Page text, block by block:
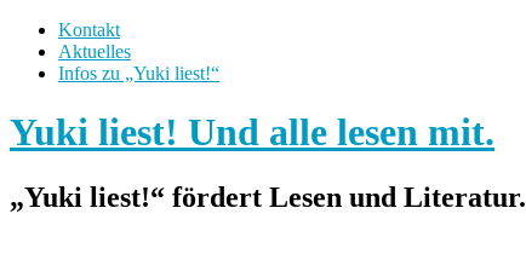
Kontakt
Aktuelles
Infos zu „Yuki liest!“
Yuki liest! Und alle lesen mit.
„Yuki liest!“ fördert Lesen und Literatur.